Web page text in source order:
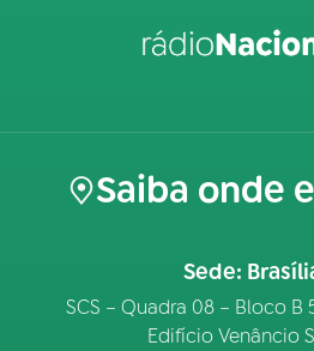
Saiba onde
Sede:
SCS – Quadra 08 – Bloco B
Edifício Venâncio